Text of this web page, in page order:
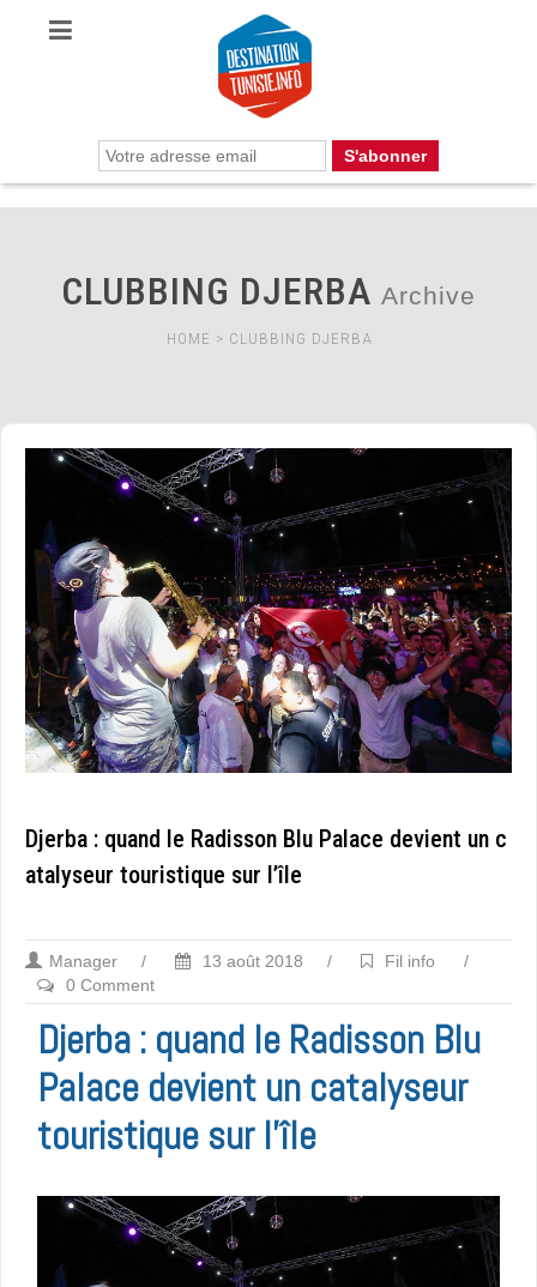
CLUBBING DJERBA Archive
HOME > CLUBBING DJERBA
Djerba : quand le Radisson Blu Palace devient un c
atalyseur touristique sur l’île
Manager / 13 août 2018 / Fil info
/
0 Comment
Djerba : quand le Radisson Blu
Palace devient un catalyseur
touristique sur l’île